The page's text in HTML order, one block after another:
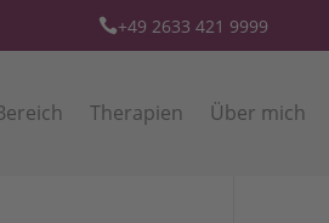
+49 2633 421 9999
Therapien Über mich